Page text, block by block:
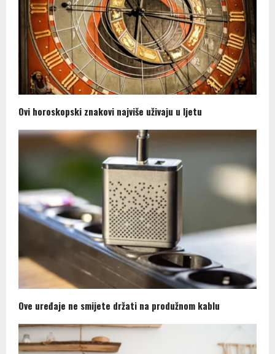
Ovi horoskopski znakovi najviše uživaju u ljetu
Ove uređaje ne smijete držati na produžnom kablu